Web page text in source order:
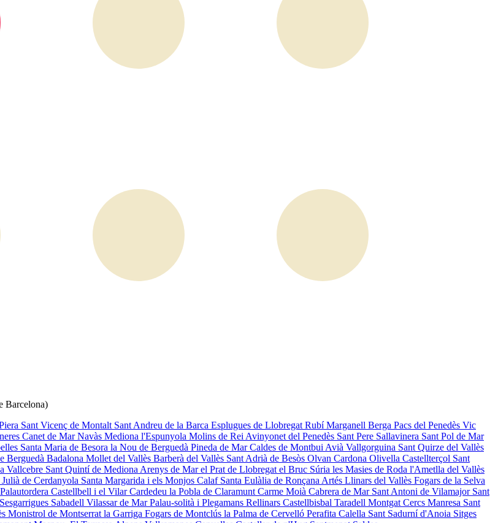
Barcelona)
Sant Vicenç de Montalt Sant Andreu de la Barca Esplugues de Llobregat RubíMarganell Berga Pacs del Penedès Vic
Canet de MarNavàs Mediona l'Espunyola Molins de Rei Avinyonet del Penedès Sant Pere Sallavinera Sant Pol de Mar
Santa Maria de Besora la Nou de Berguedà Pineda de MarCaldes de Montbui Avià Vallgorguina Sant Quirze del Vallès
Berguedà Badalona Mollet del Vallès Barberà del Vallès Sant Adrià de Besòs Olvan Cardona Olivella Castellterçol Sant
Vallcebre Sant Quintí de Mediona Arenys de Marel Prat de Llobregat el Bruc Súria les Masies de Roda l'Ametlla del Vallès
Julià de Cerdanyola Santa Margarida i els Monjos Calaf Santa Eulàlia de Ronçana Artés Llinars del Vallès Fogars de la Selva
Castellbell i el VilarCardedeu la Pobla de Claramunt Carme Moià Cabrera de Mar Sant Antoni de Vilamajor Sant
Sabadell Vilassar de MarPalau-solità i Plegamans Rellinars Castellbisbal Taradell Montgat Cercs Manresa Sant
Monistrol de Montserrat la Garriga Fogars de Montclús la Palma de Cervelló Perafita Calella Sant Sadurní d'Anoia Sitges